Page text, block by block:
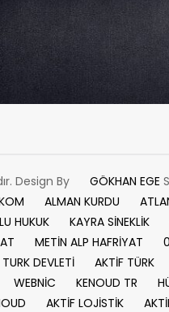
Design By GÖKHAN EGE
ALMAN KURDU
HUKUK KAYRA SİNEKLİK
METİN ALP HAFRİYAT
TURK DEVLETİ AKTİF TÜRK
WEBNİC KENOUD TR
AKTİF LOJİSTİK